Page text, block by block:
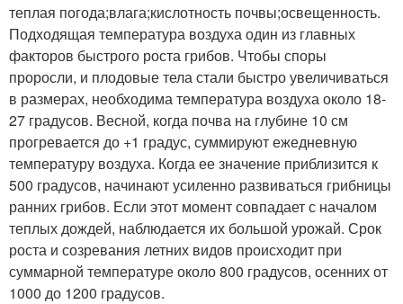
теплая погода;влага;кислотность почвы;освещенность.
Подходящая температура воздуха один из главных
факторов быстрого роста грибов. Чтобы споры
проросли, и плодовые тела стали быстро увеличиваться
в размерах, необходима температура воздуха около 18-
27 градусов. Весной, когда почва на глубине 10 см
прогревается до +1 градус, суммируют ежедневную
температуру воздуха. Когда ее значение приблизится к
500 градусов, начинают усиленно развиваться грибницы
ранних грибов. Если этот момент совпадает с началом
теплых дождей, наблюдается их большой урожай. Срок
роста и созревания летних видов происходит при
суммарной температуре около 800 градусов, осенних от
1000 до 1200 градусов.